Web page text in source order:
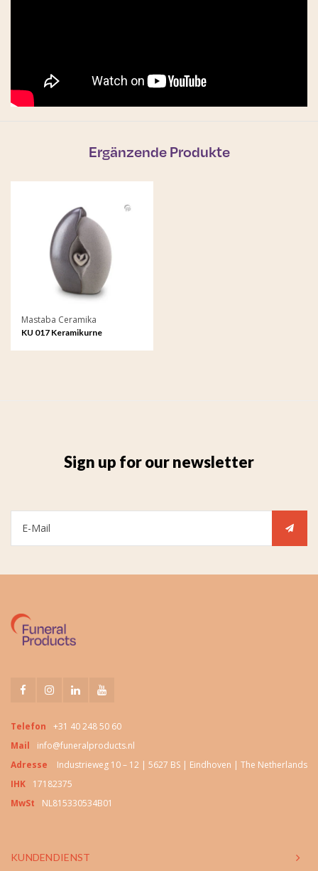
Ergänzende Produkte
Mastaba Ceramika
KU 017 Keramikurne
Sign up for our newsletter
Telefon
+31 40 248 50 60
Mail
info@funeralproducts.nl
Adresse
Industrieweg 10 – 12 | 5627 BS | Eindhoven | The Netherlands
IHK
17182375
MwSt
NL815330534B01
KUNDENDIENST